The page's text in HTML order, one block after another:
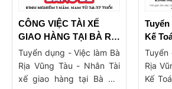
Tàu,
trúc
cá
sang
tại các
CÔNG VIỆC TÀI XẾ
GIAO HÀNG TẠI BÀ RỊA
VŨNG TÀU
Tuyển dụng - Việc làm Bà
Rịa Vũng Tàu - Nhân Tài
xế giao hàng tại Bà Rịa
Kế
Bà Rịa
Tuyển
Rịa
Kế